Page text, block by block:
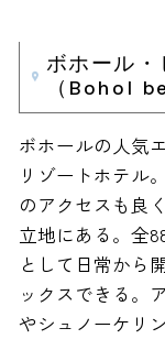
ボホール・
（Bohol
ボホールの人気
リゾートホテル
のアクセスも良
立地にある。全
として日常から
ックスできる。
やシュノーケリ